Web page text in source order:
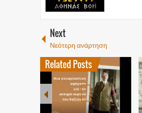
Next
Νεότερη ανάρτηση
Related Posts